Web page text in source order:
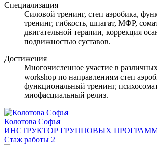
Специализация
Силовой тренинг, степ аэробика,
тренинг, гибкость, шпагат, МФР,
двигательной терапии, коррекция
подвижностью суставов.
Достижения
Многочисленное участие в
workshop по направлениям степ
функциональный тренинг,
миофасциальный релиз.
Колотова Софья
ИНСТРУКТОР ГРУППОВЫХ
Стаж работы 2